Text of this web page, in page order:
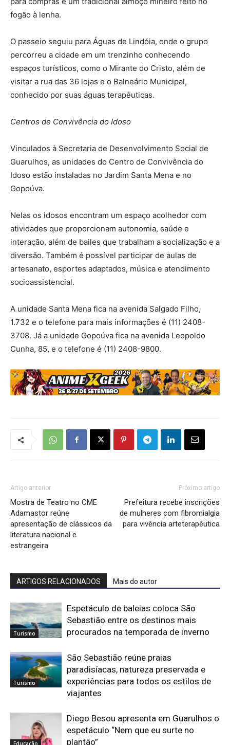
fogão à lenha.
O passeio seguiu para Águas de Lindóia, onde o grupo
percorreu a cidade em um trenzinho conhecendo
espaços turísticos, como o Mirante do Cristo, além de
visitar a rua das 36 lojas e o Balneário Municipal,
conhecido por suas águas terapêuticas.
Centros de Convivência do Idoso
Vinculados à Secretaria de Desenvolvimento Social de
Guarulhos, as unidades do Centro de Convivência do
Idoso estão instaladas no Jardim Santa Mena e no
Gopoúva.
Nelas os idosos encontram um espaço acolhedor com
atividades que proporcionam autonomia, saúde e
interação, além de bailes que trabalham a socialização e a
diversão. Também é possível participar de aulas de
artesanato, esportes adaptados, música e atendimento
socioassistencial.
A unidade Santa Mena fica na avenida Salgado Filho,
1.732 e o telefone para mais informações é (11) 2408-
3708. Já a unidade Gopoúva fica na avenida Leopoldo
Cunha, 85, e o telefone é (11) 2408-9800.
Artigo anterior
Mostra de Teatro no CME
Adamastor reúne
apresentação de clássicos da
literatura nacional e
estrangeira
Próximo artigo
Prefeitura recebe inscrições
de mulheres com fibromialgia
para vivência arteterapêutica
ARTIGOS RELACIONADOS Mais do autor
Turismo
Espetáculo de baleias coloca São
Sebastião entre os destinos mais
procurados na temporada de inverno
Turismo
São Sebastião reúne praias
paradisíacas, natureza preservada e
experiências para todos os estilos de
viajantes
Educação
Diego Besou apresenta em Guarulhos o
espetáculo “Nem que eu surte no
plantão”